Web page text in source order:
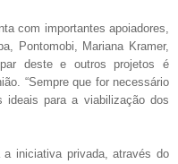
com importantes apoiadores,
Pontomobi, Mariana Kramer,
deste e outros projetos é
“Sempre que for necessário
ideais para a viabilização dos
iniciativa privada, através do